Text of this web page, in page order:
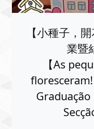
【小種子，
業暨
【As